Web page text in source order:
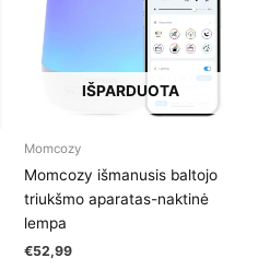
IŠPARDUOTA
Momcozy
Momcozy išmanusis baltojo
triukšmo aparatas-naktinė
lempa
€52,99